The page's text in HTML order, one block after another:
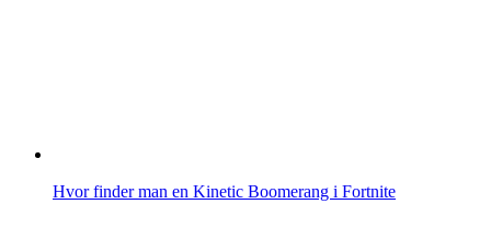
Hvor finder man en Kinetic Boomerang i Fortnite